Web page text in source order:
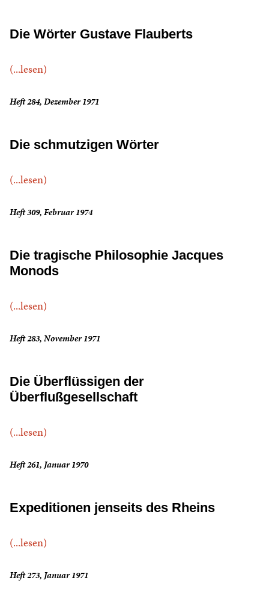
Die Wörter Gustave Flauberts
(...lesen)
Heft 284, Dezember 1971
Die schmutzigen Wörter
(...lesen)
Heft 309, Februar 1974
Die tragische Philosophie Jacques
Monods
(...lesen)
Heft 283, November 1971
Die Überflüssigen der
Überflußgesellschaft
(...lesen)
Heft 261, Januar 1970
Expeditionen jenseits des Rheins
(...lesen)
Heft 273, Januar 1971